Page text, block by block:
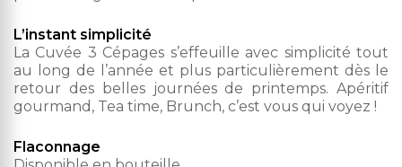
L’instant simplicité
La Cuvée 3 Cépages s’effeuille avec simplicité tout
au long de l’année et plus particulièrement dès le
retour des belles journées de printemps. Apéritif
gourmand, Tea time, Brunch, c’est vous qui voyez !
Flaconnage